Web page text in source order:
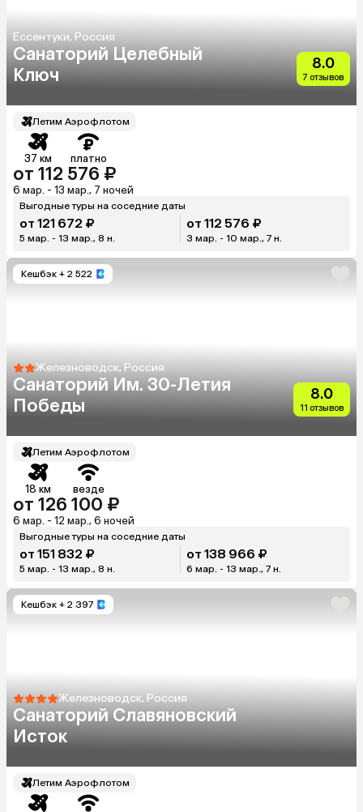
Ессентуки, Россия
Санаторий Целебный
Ключ
8.0
7 отзывов
Летим Аэрофлотом
37 км платно
от 112 576 ₽
6 мар. - 13 мар., 7 ночей
Выгодные туры на соседние даты
от 121 672 ₽
5 мар. - 13 мар., 8 н.
от 112 576 ₽
3 мар. - 10 мар., 7 н.
Кешбэк + 2 522
Железноводск, Россия
Санаторий Им. 30-Летия
Победы
8.0
11 отзывов
Летим Аэрофлотом
18 км везде
от 126 100 ₽
6 мар. - 12 мар., 6 ночей
Выгодные туры на соседние даты
от 151 832 ₽
5 мар. - 13 мар., 8 н.
от 138 966 ₽
6 мар. - 13 мар., 7 н.
Кешбэк + 2 397
Железноводск, Россия
Санаторий Славяновский
Исток
Летим Аэрофлотом